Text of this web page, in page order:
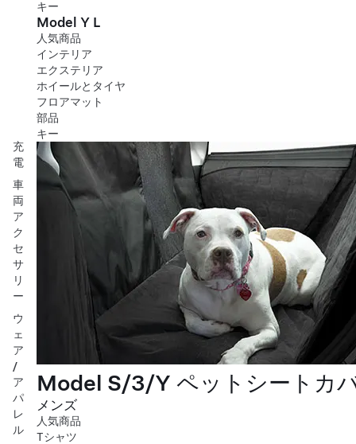
充
電
車
両
ア
ク
セ
サ
リ
ー
ウ
ェ
ア
/
ア
パ
レ
ル
キー
Model Y L
人気商品
インテリア
エクステリア
ホイールとタイヤ
フロアマット
部品
キー
Model S/3/Y ペットシートカ
メンズ
人気商品
Tシャツ